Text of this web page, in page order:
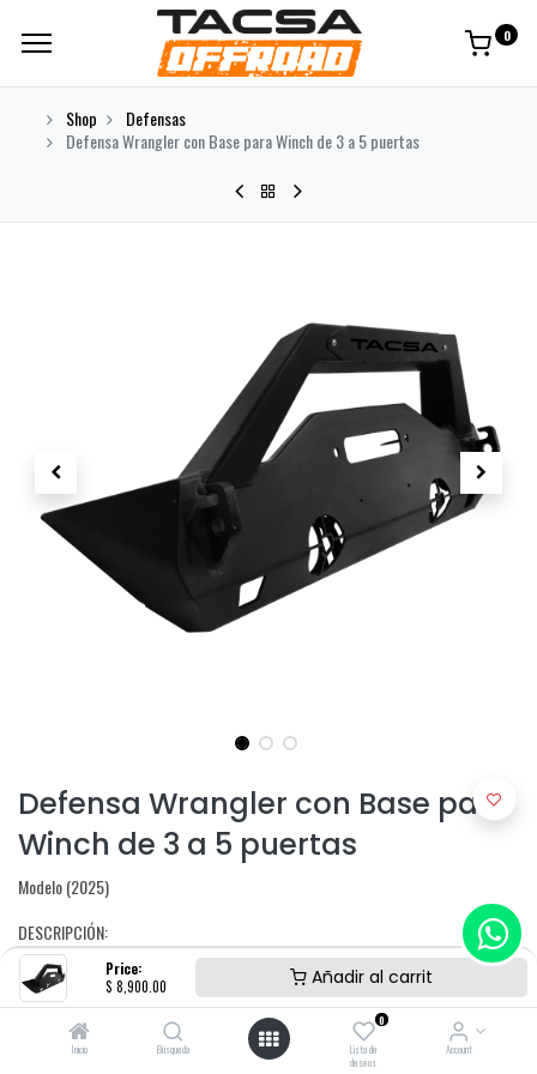
Price:
$ 8,900.00 Añadir al carrit
Inicio Búsqueda
0
Lista de
deseos
Account
0
Shop
Defensas
Defensa Wrangler con Base para Winch de 3 a 5 puertas
Defensa Wrangler con Base para
Winch de 3 a 5 puertas
Modelo (2025)
DESCRIPCIÓN:
-Base oculta para barra LED slim
-Acabado en pintura electroestática
-Base para winch
-Bases para faros de niebla originales